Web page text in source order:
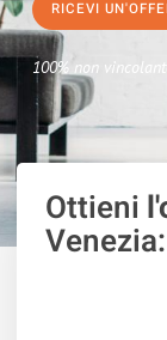
RICEVI
100% non
Ottieni
Venezia: